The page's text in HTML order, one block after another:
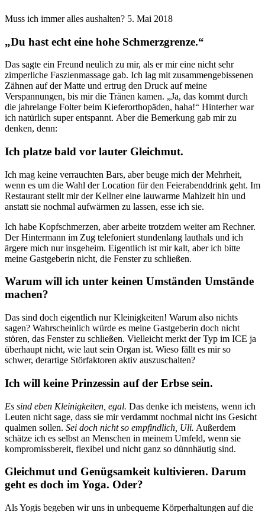
Muss ich immer alles aushalten? 5. Mai 2018
„Du hast echt eine hohe Schmerzgrenze.“
Das sagte ein Freund neulich zu mir, als er mir eine nicht sehr
zimperliche Faszienmassage gab. Ich lag mit zusammengebissenen
Zähnen auf der Matte und ertrug den Druck auf meine
Verspannungen, bis mir die Tränen kamen. „Ja, das kommt durch
die jahrelange Folter beim Kieferorthopäden, haha!“ Hinterher war
ich natürlich super entspannt. Aber die Bemerkung gab mir zu
denken, denn:
Ich platze bald vor lauter Gleichmut.
Ich mag keine verrauchten Bars, aber beuge mich der Mehrheit,
wenn es um die Wahl der Location für den Feierabenddrink geht. Im
Restaurant stellt mir der Kellner eine lauwarme Mahlzeit hin und
anstatt sie nochmal aufwärmen zu lassen, esse ich sie.
Ich habe Kopfschmerzen, aber arbeite trotzdem weiter am Rechner.
Der Hintermann im Zug telefoniert stundenlang lauthals und ich
ärgere mich nur insgeheim. Eigentlich ist mir kalt, aber ich bitte
meine Gastgeberin nicht, die Fenster zu schließen.
Warum will ich unter keinen Umständen Umstände
machen?
Das sind doch eigentlich nur Kleinigkeiten! Warum also nichts
sagen? Wahrscheinlich würde es meine Gastgeberin doch nicht
stören, das Fenster zu schließen. Vielleicht merkt der Typ im ICE ja
überhaupt nicht, wie laut sein Organ ist. Wieso fällt es mir so
schwer, derartige Störfaktoren aktiv auszuschalten?
Ich will keine Prinzessin auf der Erbse sein.
Es sind eben Kleinigkeiten, egal. Das denke ich meistens, wenn ich
Leuten nicht sage, dass sie mir verdammt nochmal nicht ins Gesicht
qualmen sollen. Sei doch nicht so empfindlich, Uli. Außerdem
schätze ich es selbst an Menschen in meinem Umfeld, wenn sie
kompromissbereit, flexibel und nicht ganz so dünnhäutig sind.
Gleichmut und Genügsamkeit kultivieren. Darum
geht es doch im Yoga. Oder?
Als Yogis begeben wir uns in unbequeme Körperhaltungen auf die